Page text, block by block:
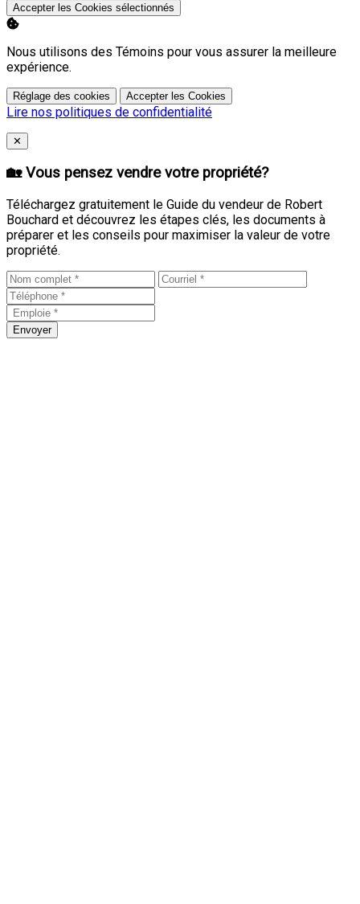
Accepter les Cookies sélectionnés
Nous utilisons des Témoins pour vous assurer la meilleure
expérience.
Réglage des cookies Accepter les Cookies
Lire nos politiques de confidentialité
Close
✕
🏡 Vous pensez vendre votre propriété?
Téléchargez gratuitement le Guide du vendeur de Robert
Bouchard et découvrez les étapes clés, les documents à
préparer et les conseils pour maximiser la valeur de votre
propriété.
Envoyer